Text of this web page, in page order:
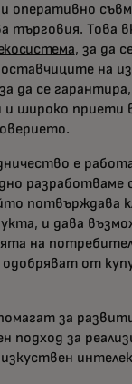
оперативно
търговия. Това
, за да
на
да се
и широко
е
потвърждава
и дава
на
от
за
подход за